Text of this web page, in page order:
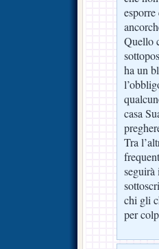
Quello
ha un
casa
Tra
chi gli
per